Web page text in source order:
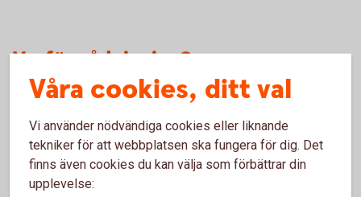
Varför rådgivning?
Det är bra att se över ditt sparande regelbundet så
du har rätt risknivå. I rådgivningen får du reda på
vilken fördelning du bör ha mellan aktiefonder och
Våra cookies, ditt val
Vi använder nödvändiga cookies eller liknande
tekniker för att webbplatsen ska fungera för dig. Det
finns även cookies du kan välja som förbättrar din
upplevelse: